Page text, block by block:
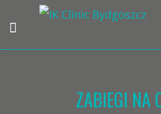
ZABIEGI NA